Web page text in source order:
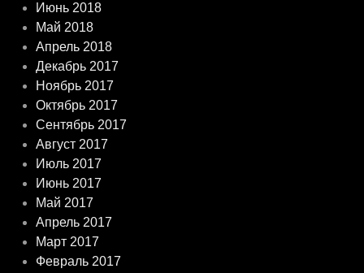
Июнь 2018
Май 2018
Апрель 2018
Декабрь 2017
Ноябрь 2017
Октябрь 2017
Сентябрь 2017
Август 2017
Июль 2017
Июнь 2017
Май 2017
Апрель 2017
Март 2017
Февраль 2017